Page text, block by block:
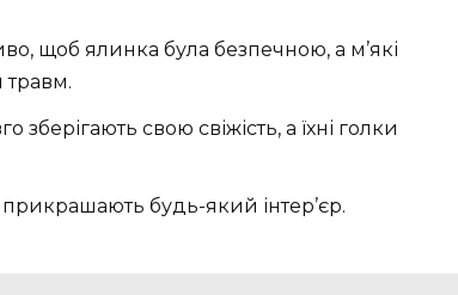
щоб ялинка була безпечною, а м’які
зберігають свою свіжість, а їхні голки
прикрашають будь-який інтер’єр.